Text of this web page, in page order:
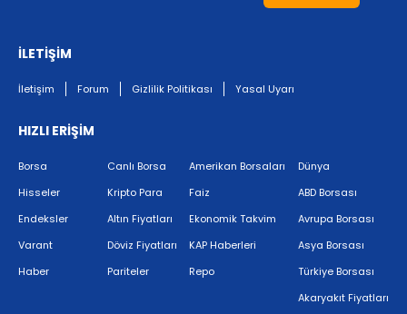
İLETİŞİM
İletişim Forum Gizlilik Politikası Yasal Uyarı
HIZLI ERİŞİM
Borsa
Hisseler
Endeksler
Varant
Haber
Canlı Borsa
Kripto Para
Altın Fiyatları
Döviz Fiyatları
Pariteler
Amerikan Borsaları
Faiz
Ekonomik Takvim
KAP Haberleri
Repo
Dünya
ABD Borsası
Avrupa Borsası
Asya Borsası
Türkiye Borsası
Akaryakıt Fiyatları